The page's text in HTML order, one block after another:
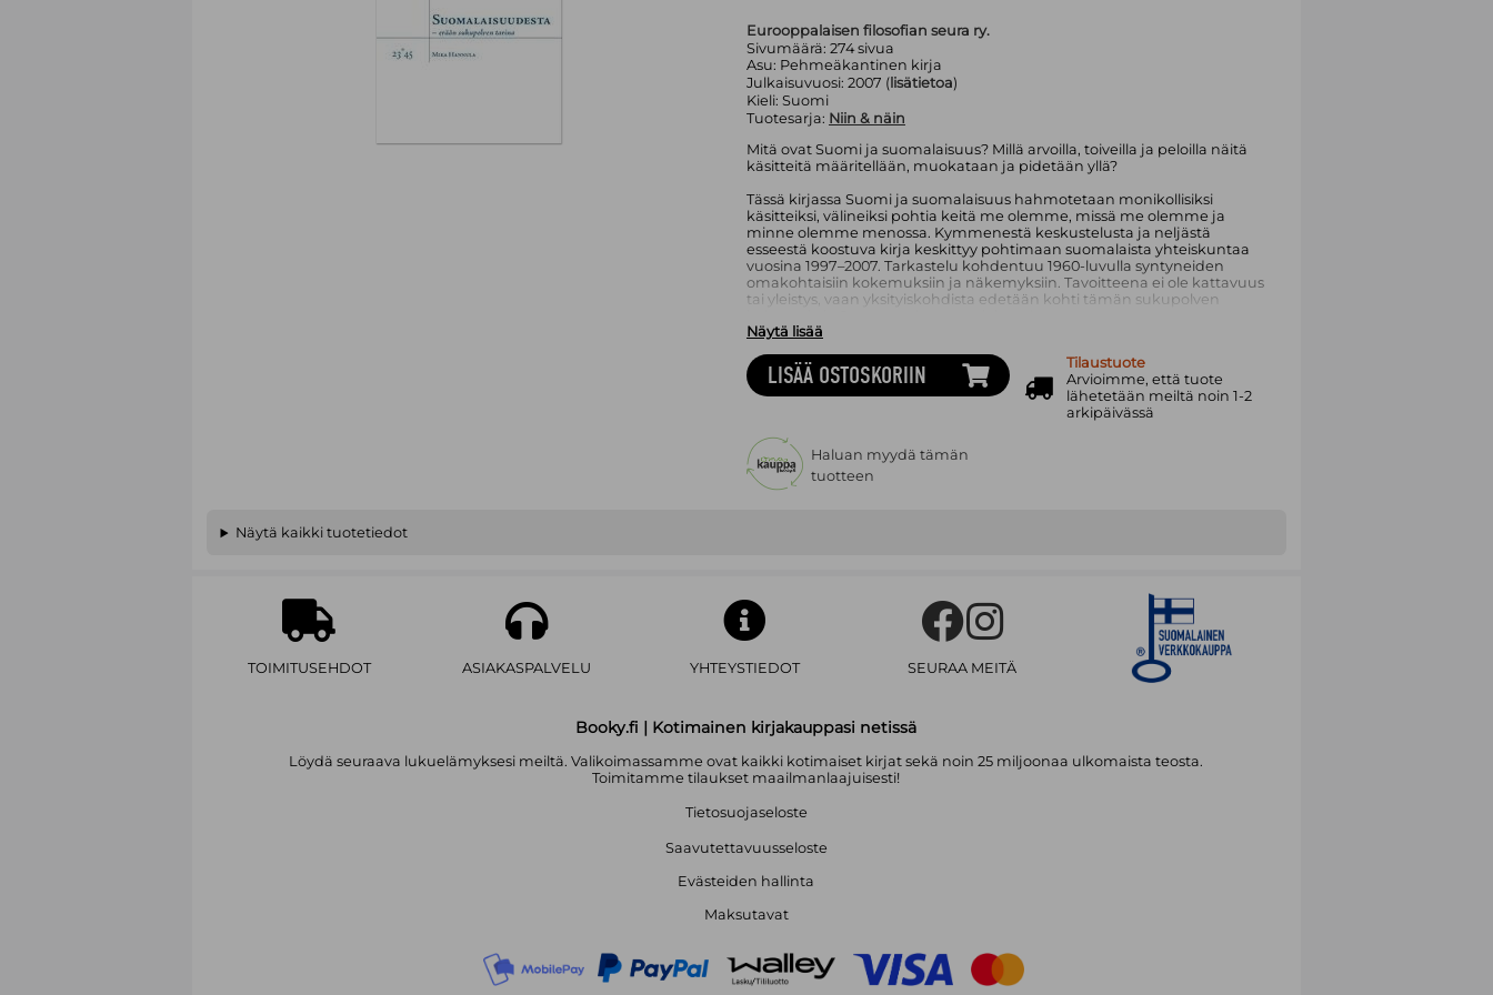
Eurooppalaisen filosofian seura ry.
Sivumäärä: 274sivua
Asu: Pehmeäkantinen kirja
Julkaisuvuosi: 2007 (lisätietoa)
Kieli: Suomi
Tuotesarja: Niin & näin
Mitä ovat Suomi ja suomalaisuus? Millä arvoilla, toiveilla ja peloilla näitä
käsitteitä määritellään, muokataan ja pidetään yllä?
Tässä kirjassa Suomi ja suomalaisuus hahmotetaan monikollisiksi
käsitteiksi, välineiksi pohtia keitä me olemme, missä me olemme ja
minne olemme menossa. Kymmenestä keskustelusta ja neljästä
esseestä koostuva kirja keskittyy pohtimaan suomalaista yhteiskuntaa
vuosina 1997–2007. Tarkastelu kohdentuu 1960-luvulla syntyneiden
omakohtaisiin kokemuksiin ja näkemyksiin. Tavoitteena ei ole kattavuus
tai yleistys, vaan yksityiskohdista edetään kohti tämän sukupolven
Maiju Lehmijoki-Gardner, Päivi Lipponen, Jussi Murtovuori, Patsy Nakell,
Saska Snellman, Teija Tiilikainen ja Tere Vadén. Keskusteluissa sivutaan
arkea ja mielikuvia, asenteita ja toiveita.
tutkimuksen professorina Göteborgin yliopistossa. Hän on toiminut
luennoitsijana, taidekriitikkona, kuraattorina ja Kuvataideakatemian
rehtorina.
Näytä lisää
LISÄÄ OSTOSKORIIN
Tilaustuote
Arvioimme, että tuote
lähetetään meiltä noin 1-2
arkipäivässä
Haluan myydä tämän
tuotteen
Näytä kaikki tuotetiedot
TOIMITUSEHDOT ASIAKASPALVELU YHTEYSTIEDOT SEURAA MEITÄ
Booky.fi | Kotimainen kirjakauppasi netissä
Löydä seuraava lukuelämyksesi meiltä. Valikoimassamme ovat kaikki kotimaiset kirjat sekä noin 25 miljoonaa ulkomaista teosta.
Toimitamme tilaukset maailmanlaajuisesti!
Tietosuojaseloste
Saavutettavuusseloste
Evästeiden hallinta
Maksutavat